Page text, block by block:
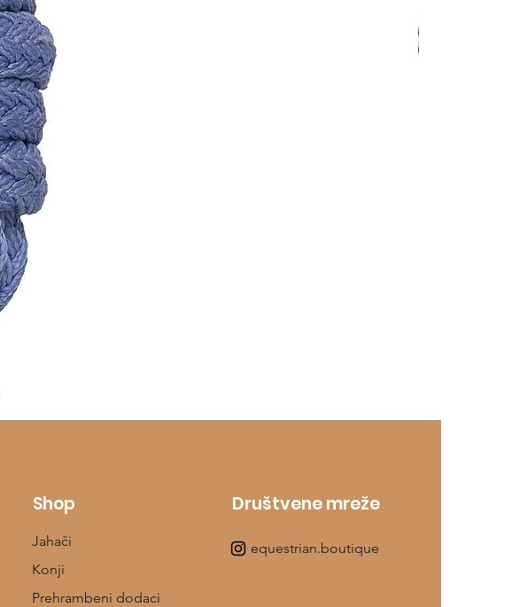
Shop
Jahači
Konji
Prehrambeni dodaci
Društvene mreže
equestrian.boutique